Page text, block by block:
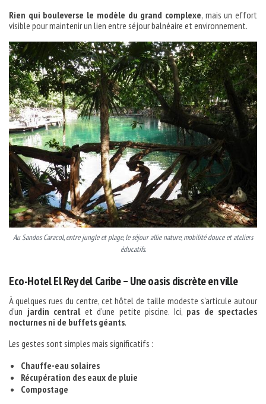
Rien qui bouleverse le modèle du grand complexe, mais un effort
visible pour maintenir un lien entre séjour balnéaire et environnement.
Au Sandos Caracol, entre jungle et plage, le séjour allie nature, mobilité douce et ateliers
éducatifs.
Eco-Hotel El Rey del Caribe – Une oasis discrète en ville
À quelques rues du centre, cet hôtel de taille modeste s’articule autour
d’un jardin central et d’une petite piscine. Ici, pas de spectacles
nocturnes ni de buffets géants.
Les gestes sont simples mais significatifs :
Chauffe-eau solaires
Récupération des eaux de pluie
Compostage